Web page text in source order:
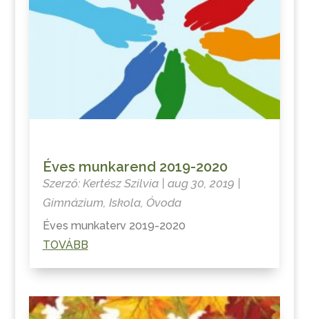
Éves munkarend 2019-2020
Szerző: Kertész Szilvia| aug 30, 2019
Gimnázium, Iskola, Óvoda
Éves munkaterv 2019-2020
TOVÁBB